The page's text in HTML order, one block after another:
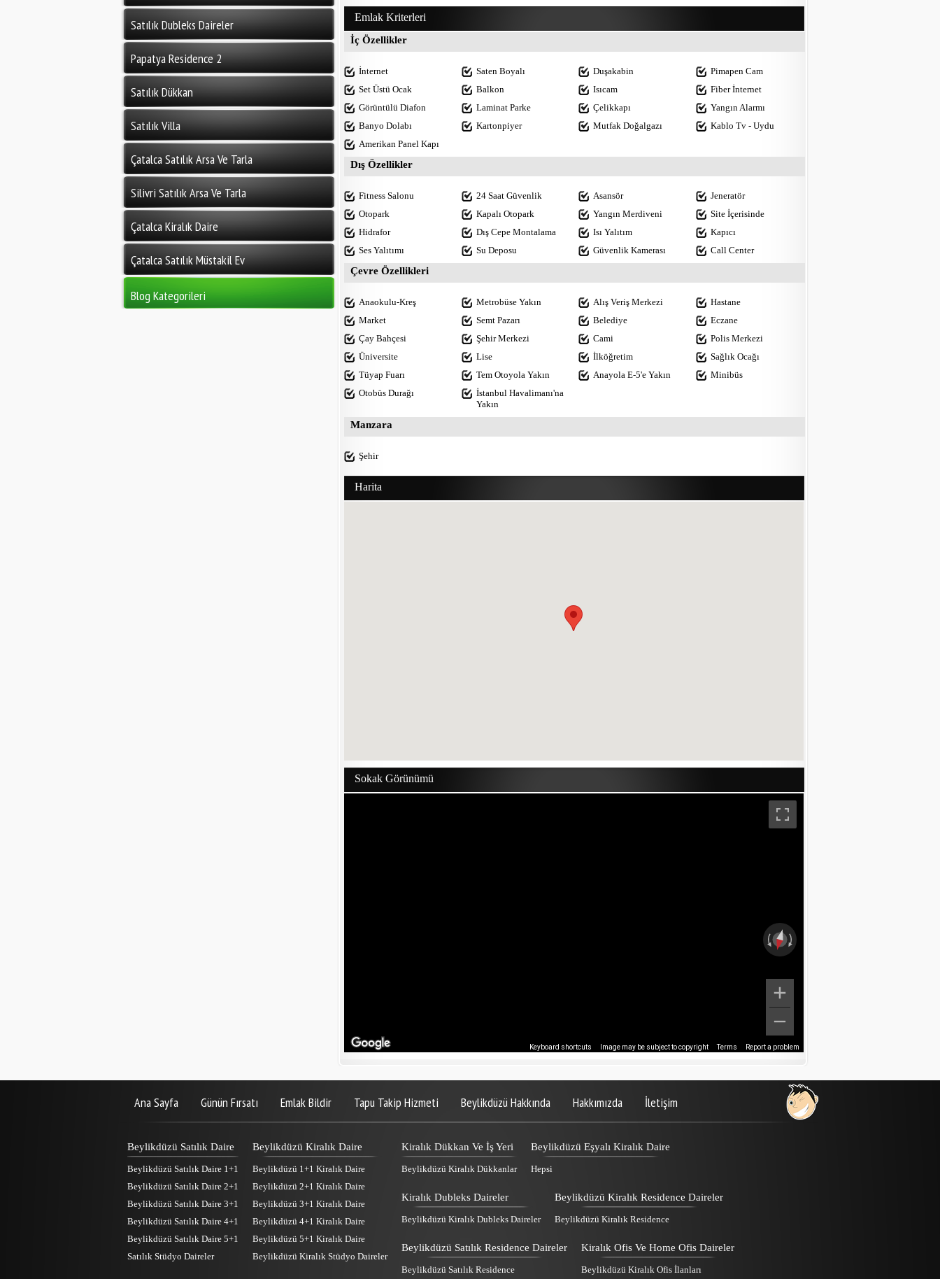
Satılık Dubleks Daireler
Papatya Residence 2
Satılık Dükkan
Satılık Villa
Çatalca Satılık Arsa Ve Tarla
Silivri Satılık Arsa Ve Tarla
Çatalca Kiralık Daire
Çatalca Satılık Müstakil Ev
Blog Kategorileri
Emlak Kriterleri
İç Özellikler
İnternet Saten Boyalı Duşakabin
Pimapen Cam
Set Üstü Ocak
Balkon Isıcam
Fiber İnternet
Görüntülü Diafon
Laminat Parke Çelikkapı
Yangın Alarmı
Banyo Dolabı
Kartonpiyer Mutfak Doğalgazı
Kablo Tv - Uydu
Amerikan Panel Kapı
Dış Özellikler
Fitness Salonu 24 Saat Güvenlik Asansör
Jeneratör
Otopark
Kapalı Otopark Yangın Merdiveni
Site İçerisinde
Hidrafor
Dış Cepe Montalama Isı Yalıtım
Kapıcı
Ses Yalıtımı
Su Deposu Güvenlik Kamerası Call Center
Çevre Özellikleri
Anaokulu-Kreş Metrobüse Yakın Alış Veriş Merkezi
Hastane
Market
Semt Pazarı Belediye
Eczane
Çay Bahçesi
Şehir Merkezi Cami
Polis Merkezi
Üniversite
Lise İlköğretim
Sağlık Ocağı
Tüyap Fuarı
Tem Otoyola Yakın Anayola E-5'e Yakın
Minibüs
Otobüs Durağı
İstanbul Havalimanı'na
Yakın
Manzara
Şehir
Harita
Sokak Görünümü
Keyboard shortcuts Image may be subject to copyright Terms Report a problem
Ana Sayfa Günün Fırsatı Emlak Bildir Tapu Takip Hizmeti Beylikdüzü Hakkında Hakkımızda İletişim
Beylikdüzü Satılık Daire
Beylikdüzü Satılık Daire 1+1
Beylikdüzü Satılık Daire 2+1
Beylikdüzü Satılık Daire 3+1
Beylikdüzü Satılık Daire 4+1
Beylikdüzü Satılık Daire 5+1
Satılık Stüdyo Daireler
Beylikdüzü Kiralık Daire
Beylikdüzü 1+1 Kiralık Daire
Beylikdüzü 2+1 Kiralık Daire
Beylikdüzü 3+1 Kiralık Daire
Beylikdüzü 4+1 Kiralık Daire
Beylikdüzü 5+1 Kiralık Daire
Beylikdüzü Kiralık Stüdyo Daireler
Kiralık Dükkan Ve İş Yeri
Beylikdüzü Kiralık Dükkanlar
Beylikdüzü Eşyalı Kiralık Daire
Hepsi
Kiralık Dubleks Daireler
Beylikdüzü Kiralık Dubleks Daireler
Beylikdüzü Kiralık Residence Daireler
Beylikdüzü Kiralık Residence
Beylikdüzü Satılık Residence Daireler
Beylikdüzü Satılık Residence
Kiralık Ofis Ve Home Ofis Daireler
Beylikdüzü Kiralık Ofis İlanları